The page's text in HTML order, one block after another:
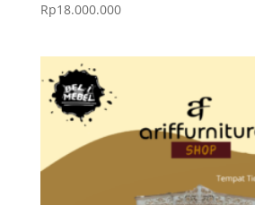
Rp18.000.000